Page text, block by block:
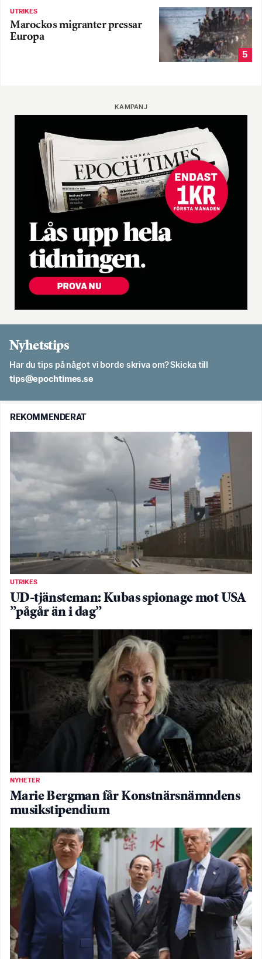
UTRIKES
Marockos migranter pressar
Europa
5
KAMPANJ
Nyhetstips
Har du tips på något vi borde skriva om? Skicka till
es.semithcope@spit
REKOMMENDERAT
UTRIKES
UD-tjänsteman: Kubas spionage mot USA
”pågår än i dag”
NYHETER
Marie Bergman får Konstnärsnämndens
musikstipendium